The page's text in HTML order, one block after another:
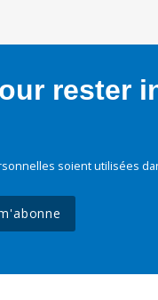
rester
soient utilisées